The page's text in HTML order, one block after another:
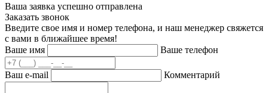
Ваша заявка успешно отправлена
Заказать звонок
Введите свое имя и номер телефона, и наш менеджер свяжется
с вами в ближайшее время!
Ваше имя
Ваше телефон
Ваш e-mail Комментарий